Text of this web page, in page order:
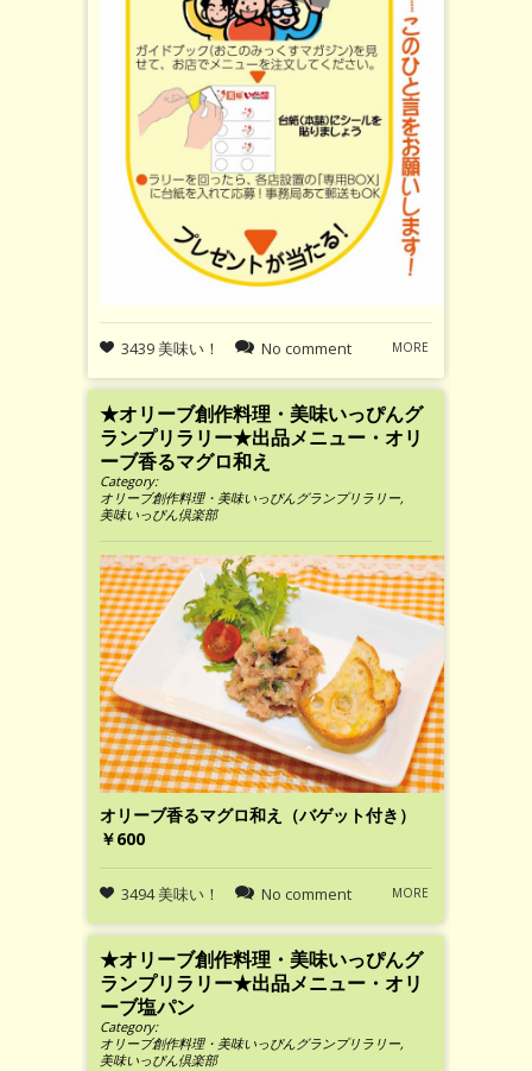
3439 美味い！ No comment MORE
★オリーブ創作料理・美味いっぴんグ
ランプリラリー★出品メニュー・オリ
ーブ香るマグロ和え
Category:
オリーブ創作料理・美味いっぴんグランプリラリー,
美味いっぴん倶楽部
オリーブ香るマグロ和え（バゲット付き）
￥600
3494 美味い！ No comment MORE
★オリーブ創作料理・美味いっぴんグ
ランプリラリー★出品メニュー・オリ
ーブ塩パン
Category:
オリーブ創作料理・美味いっぴんグランプリラリー,
美味いっぴん倶楽部